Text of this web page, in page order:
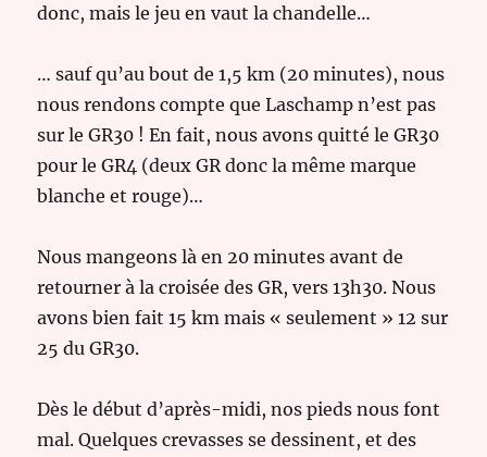
donc, mais le jeu en vaut la chandelle…
… sauf qu’au bout de 1,5 km (20 minutes), nous
nous rendons compte que Laschamp n’est pas
sur le GR30 ! En fait, nous avons quitté le GR30
pour le GR4 (deux GR donc la même marque
blanche et rouge)…
Nous mangeons là en 20 minutes avant de
retourner à la croisée des GR, vers 13h30. Nous
avons bien fait 15 km mais « seulement » 12 sur
25 du GR30.
Dès le début d’après-midi, nos pieds nous font
mal. Quelques crevasses se dessinent, et des